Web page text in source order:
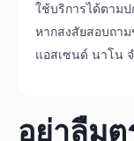
ใช้บริการได้ตามป
หากสงสัยสอบถา
แอสเซนด์ นาโน
อย่าลืม